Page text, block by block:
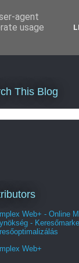
This Blog
Web+ - Online
-
Web+
agent
usage